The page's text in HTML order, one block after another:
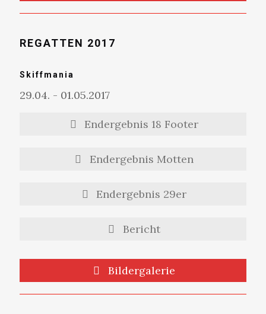
REGATTEN 2017
Skiffmania
29.04. - 01.05.2017
Endergebnis 18 Footer
Endergebnis Motten
Endergebnis 29er
Bericht
Bildergalerie